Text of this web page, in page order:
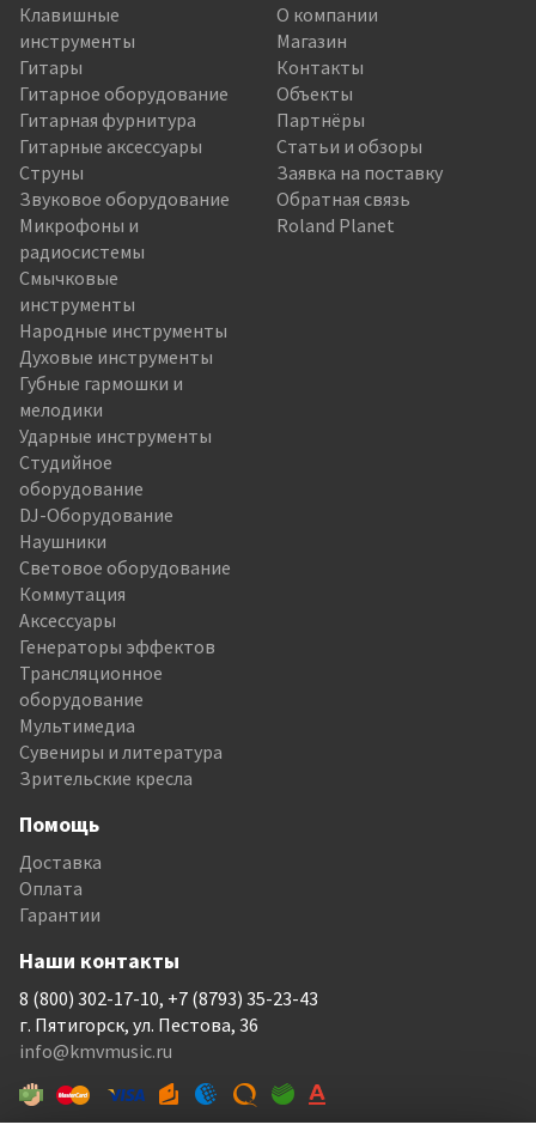
Клавишные
инструменты
Гитары
Гитарное оборудование
Гитарная фурнитура
Гитарные аксессуары
Струны
Звуковое оборудование
Микрофоны и
радиосистемы
Смычковые
инструменты
Народные инструменты
Духовые инструменты
Губные гармошки и
мелодики
Ударные инструменты
Студийное
оборудование
DJ-Оборудование
Наушники
Световое оборудование
Коммутация
Аксессуары
Генераторы эффектов
Трансляционное
оборудование
Мультимедиа
Сувениры и литература
Зрительские кресла
О компании
Магазин
Контакты
Объекты
Партнёры
Статьи и обзоры
Заявка на поставку
Обратная связь
Roland Planet
Помощь
Доставка
Оплата
Гарантии
Наши контакты
8 (800) 302-17-10, +7 (8793) 35-23-43
г. Пятигорск, ул. Пестова, 36
info@kmvmusic.ru